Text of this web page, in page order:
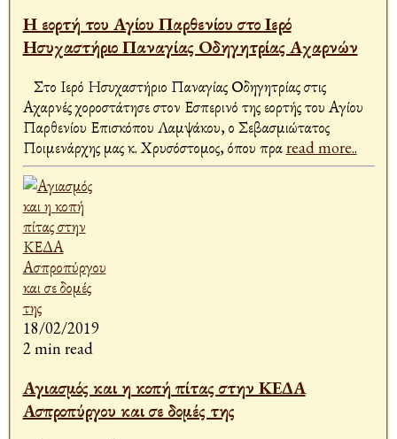
Η εορτή του Αγίου Παρθενίου στο Ιερό
Ησυχαστήριο Παναγίας Οδηγητρίας Αχαρνών
Στο Ιερό Ησυχαστήριο Παναγίας Οδηγητρίας στις
Αχαρνές χοροστάτησε στον Εσπερινό της εορτής του Αγίου
Παρθενίου Επισκόπου Λαμψάκου, ο Σεβασμιώτατος
Ποιμενάρχης μας κ. Χρυσόστομος, όπου πραread more..
18/02/2019
2 min read
Αγιασμός και η κοπή πίτας στην ΚΕΔΑ
Ασπροπύργου και σε δομές της